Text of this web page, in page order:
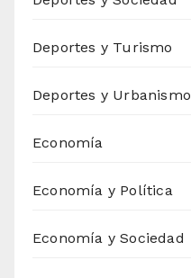
Deportes y Turismo
Deportes y Urbanismo
Economía
Economía y Política
Economía y Sociedad